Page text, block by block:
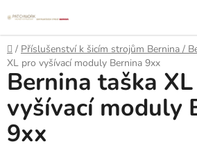
na
obsah
Domů
/ Příslušenství k šicím strojům Bernina /
XL pro vyšívací moduly Bernina 9xx
Bernina taška
vyšívací moduly
9xx